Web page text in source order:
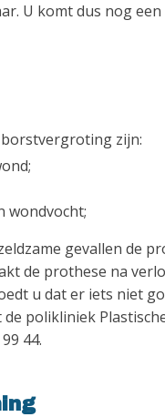
U komt dus nog
borstvergroting zijn:
wondvocht;
gevallen de
de prothese na
u dat er iets niet
polikliniek
44.